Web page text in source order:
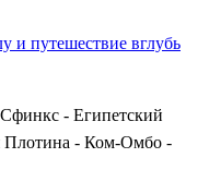
и путешествие вглубь
- Египетский
Плотина - Ком-Омбо -